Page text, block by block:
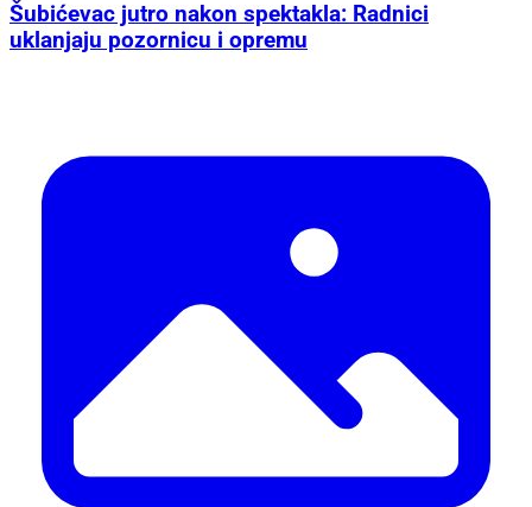
Šubićevac jutro nakon spektakla: Radnici
uklanjaju pozornicu i opremu